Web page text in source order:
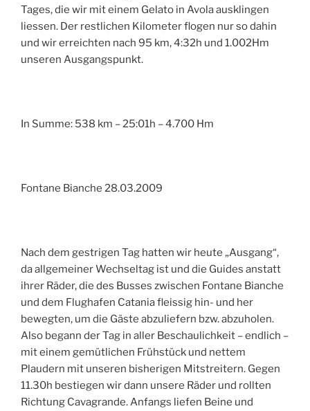
Tages, die wir mit einem Gelato in Avola ausklingen
liessen. Der restlichen Kilometer flogen nur so dahin
und wir erreichten nach 95 km, 4:32h und 1.002Hm
unseren Ausgangspunkt.
In Summe: 538 km – 25:01h – 4.700 Hm
Fontane Bianche 28.03.2009
Nach dem gestrigen Tag hatten wir heute „Ausgang“,
da allgemeiner Wechseltag ist und die Guides anstatt
ihrer Räder, die des Busses zwischen Fontane Bianche
und dem Flughafen Catania fleissig hin- und her
bewegten, um die Gäste abzuliefern bzw. abzuholen.
Also begann der Tag in aller Beschaulichkeit – endlich –
mit einem gemütlichen Frühstück und nettem
Plaudern mit unseren bisherigen Mitstreitern. Gegen
11.30h bestiegen wir dann unsere Räder und rollten
Richtung Cavagrande. Anfangs liefen Beine und